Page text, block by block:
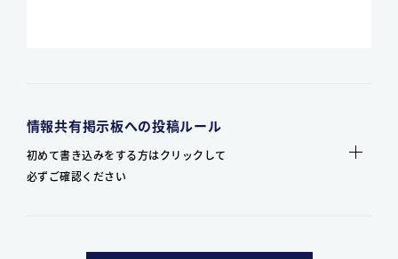
情報共有掲示板への投稿ルール
初めて書き込みをする方はクリックして
必ずご確認ください